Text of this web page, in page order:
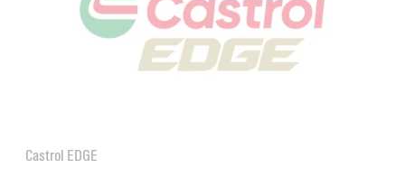
Castrol EDGE